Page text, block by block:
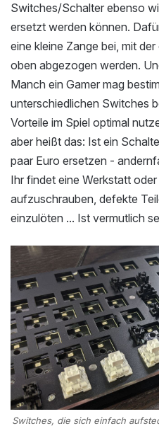
Switches/Schalter ebenso
ersetzt werden können.
eine kleine Zange bei, mit
oben abgezogen werden.
Manch ein Gamer mag
unterschiedlichen Switches
Vorteile im Spiel optimal
aber heißt das: Ist ein
paar Euro ersetzen -
Ihr findet eine Werkstatt
aufzuschrauben, defekte
einzulöten ... Ist vermutlich
Switches, die sich einfach